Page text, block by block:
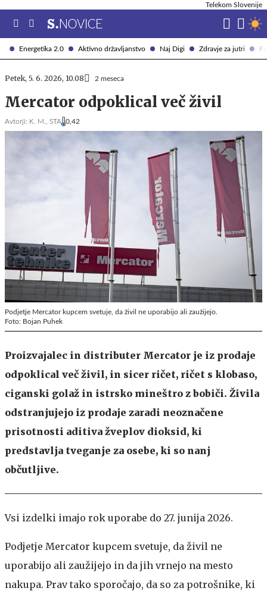
Energetika 2.0 Aktivno državljanstvo Naj Digi Zdravje za jutri
Telekom Slovenije
Petek, 5. 6. 2026, 10.08 2 meseca
Mercator odpoklical več živil
Avtorji: K. M., STA 0,42
Podjetje Mercator kupcem svetuje, da živil ne uporabijo ali zaužijejo.
Foto: Bojan Puhek
Proizvajalec in distributer Mercator je iz prodaje
odpoklical več živil, in sicer ričet, ričet s klobaso,
ciganski golaž in istrsko mineštro z bobiči. Živila
odstranjujejo iz prodaje zaradi neoznačene
prisotnosti aditiva žveplov dioksid, ki
predstavlja tveganje za osebe, ki so nanj
občutljive.
Vsi izdelki imajo rok uporabe do 27. junija 2026.
Podjetje Mercator kupcem svetuje, da živil ne
uporabijo ali zaužijejo in da jih vrnejo na mesto
nakupa. Prav tako sporočajo, da so za potrošnike, ki